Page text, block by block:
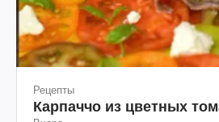
Рецепты
Карпаччо из цветных